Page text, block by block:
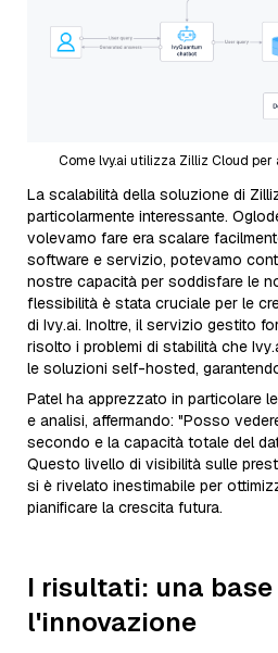
Come lvy.ai utilizza Zilliz Cloud
La scalabilità della soluzione di
particolarmente interessante.
volevamo fare era scalare
software e servizio, potevamo
nostre capacità per soddisfare le
flessibilità è stata cruciale per le
di Ivy.ai. Inoltre, il servizio gestito
risolto i problemi di stabilità che
le soluzioni self-hosted,
Patel ha apprezzato in particolare
e analisi, affermando: "Posso
secondo e la capacità totale del
Questo livello di visibilità sulle
si è rivelato inestimabile per
pianificare la crescita futura.
I risultati: una base
l'innovazione